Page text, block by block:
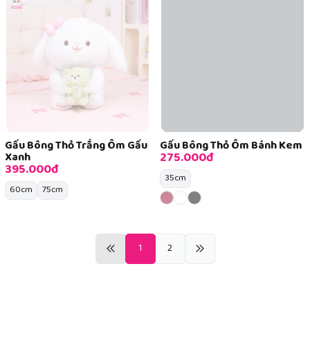
Gấu Bông Thỏ Trắng Ôm Gấu
Xanh
395.000đ
60cm 75cm
Gấu Bông Thỏ Ôm Bánh Kem
275.000đ
35cm
1 2